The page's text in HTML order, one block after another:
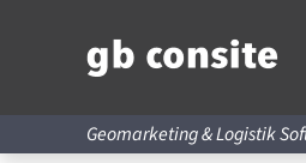
Geomarketing & Logistik